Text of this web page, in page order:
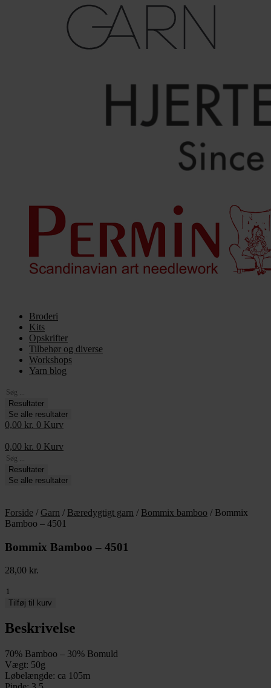
Broderi
Kits
Opskrifter
Tilbehør og diverse
Workshops
Yarn blog
Search
...Resultater
Se alle resultater
0,00 kr. 0 Kurv
0,00 kr. 0 Kurv
Search
...Resultater
Se alle resultater
Forside / Garn / Bæredygtigt garn / Bommix bamboo / Bommix
Bamboo – 4501
Bommix Bamboo – 4501
28,00 kr.
Bommix
Bamboo
4501
antal
Tilføj til kurv
Beskrivelse
70% Bamboo – 30% Bomuld
Vægt: 50g
Løbelængde: ca 105m